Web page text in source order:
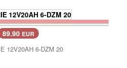
89.90 EUR
12V20AH 6-DZM 20